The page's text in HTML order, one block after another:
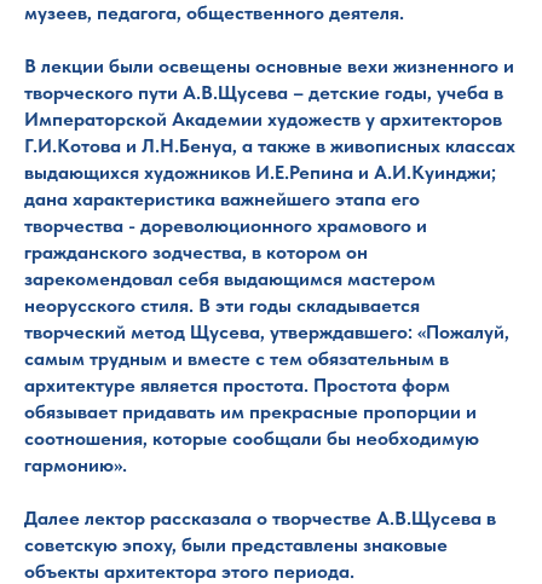
музеев, педагога, общественного деятеля.
В лекции были освещены основные вехи жизненного и
творческого пути А.В.Щусева – детские годы, учеба в
Императорской Академии художеств у архитекторов
Г.И.Котова и Л.Н.Бенуа, а также в живописных классах
выдающихся художников И.Е.Репина и А.И.Куинджи;
дана характеристика важнейшего этапа его
творчества - дореволюционного храмового и
гражданского зодчества, в котором он
зарекомендовал себя выдающимся мастером
неорусского стиля. В эти годы складывается
творческий метод Щусева, утверждавшего: «Пожалуй,
самым трудным и вместе с тем обязательным в
архитектуре является простота. Простота форм
обязывает придавать им прекрасные пропорции и
соотношения, которые сообщали бы необходимую
гармонию».
Далее лектор рассказала о творчестве А.В.Щусева в
советскую эпоху, были представлены знаковые
объекты архитектора этого периода.